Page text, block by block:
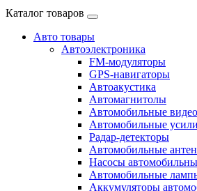
Каталог товаров
Авто товары
Автоэлектроника
FM-модуляторы
GPS-навигаторы
Автоакустика
Автомагнитолы
Автомобильные
Автомобильные
Радар-детекторы
Автомобильные
Насосы
Автомобильные
Аккумуляторы